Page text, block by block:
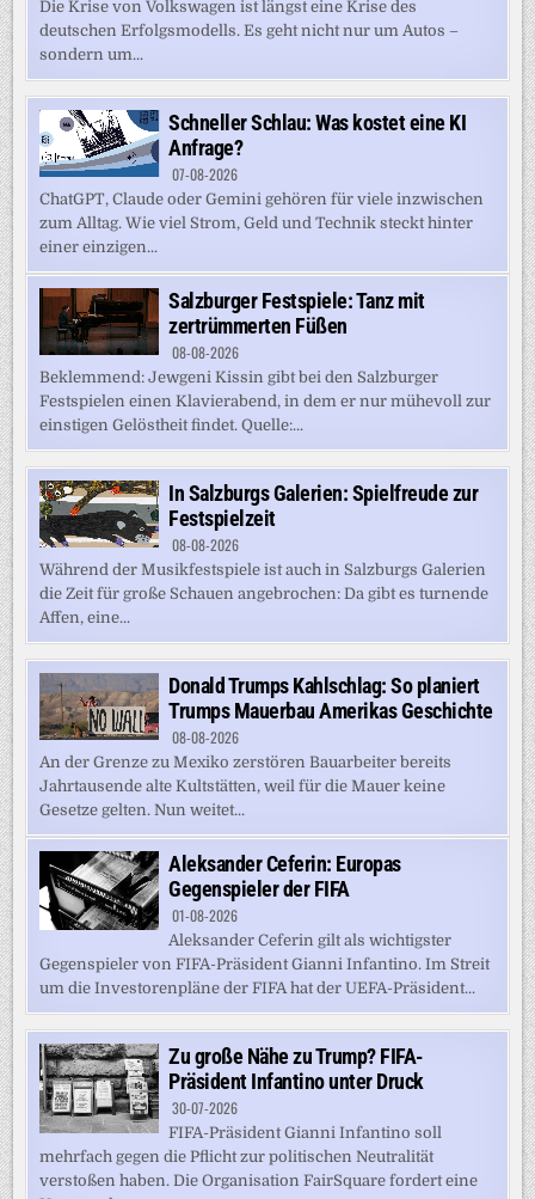
Die Krise von Volkswagen ist längst eine Krise des
deutschen Erfolgsmodells. Es geht nicht nur um Autos –
sondern um...
Schneller Schlau: Was kostet eine KI
Anfrage?
07-08-2026
ChatGPT, Claude oder Gemini gehören für viele inzwischen
zum Alltag. Wie viel Strom, Geld und Technik steckt hinter
einer einzigen...
Salzburger Festspiele: Tanz mit
zertrümmerten Füßen
08-08-2026
Beklemmend: Jewgeni Kissin gibt bei den Salzburger
Festspielen einen Klavierabend, in dem er nur mühevoll zur
einstigen Gelöstheit findet. Quelle:...
In Salzburgs Galerien: Spielfreude zur
Festspielzeit
08-08-2026
Während der Musikfestspiele ist auch in Salzburgs Galerien
die Zeit für große Schauen angebrochen: Da gibt es turnende
Affen, eine...
Donald Trumps Kahlschlag: So planiert
Trumps Mauerbau Amerikas Geschichte
08-08-2026
An der Grenze zu Mexiko zerstören Bauarbeiter bereits
Jahrtausende alte Kultstätten, weil für die Mauer keine
Gesetze gelten. Nun weitet...
Aleksander Ceferin: Europas
Gegenspieler der FIFA
01-08-2026
Aleksander Ceferin gilt als wichtigster
Gegenspieler von FIFA-Präsident Gianni Infantino. Im Streit
um die Investorenpläne der FIFA hat der UEFA-Präsident...
Zu große Nähe zu Trump? FIFA-
Präsident Infantino unter Druck
30-07-2026
FIFA-Präsident Gianni Infantino soll
mehrfach gegen die Pflicht zur politischen Neutralität
verstoßen haben. Die Organisation FairSquare fordert eine